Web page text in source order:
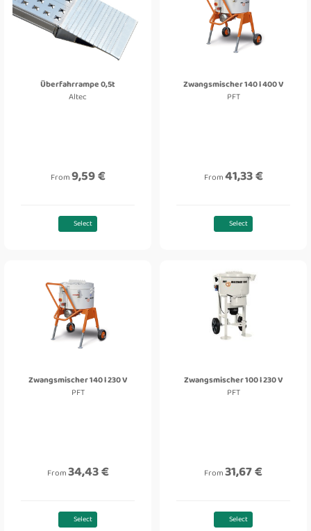
Überfahrrampe 0,5t
Altec
From9,59 €
Select
Zwangsmischer 140 l 400 V
PFT
From41,33 €
Select
Zwangsmischer 140 l 230 V
PFT
From34,43 €
Select
Zwangsmischer 100 l 230 V
PFT
From31,67 €
Select